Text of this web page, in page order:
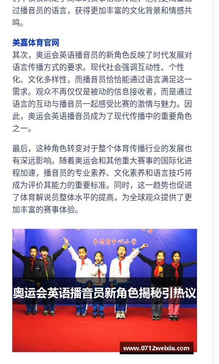
过播音员的语言，获得更加丰富的文化背景和情感共
鸣。
美嘉体育官网
其次，奥运会英语播音员的新角色反映了时代发展对
语言传播方式的要求。现代社会强调互动性、个性
化、文化多样性，而播音员恰恰能通过语言满足这一
需求。观众不再仅仅是被动的信息接收者，而是通过
语言的互动与播音员一起感受比赛的激情与魅力。因
此，奥运会英语播音员成为了现代传播中的重要角色
之一。
最后，这种角色转变对于整个体育传播行业的发展也
有深远影响。随着奥运会和其他重大赛事的国际化进
程加速，播音员的专业素养、文化素养和语言技巧将
成为评价其能力的重要标准。同时，这一趋势也促进
了体育解说员整体水平的提高，为全球观众提供了更
加丰富的赛事体验。